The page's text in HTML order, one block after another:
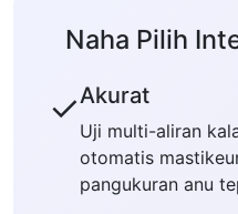
Naha Pilih
✓Akurat
Uji multi-aliran
otomatis
pangukuran anu